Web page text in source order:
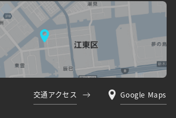
交通アクセス Google Maps